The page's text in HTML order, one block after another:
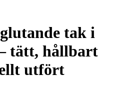
tak i
tätt, hållbart
utfört